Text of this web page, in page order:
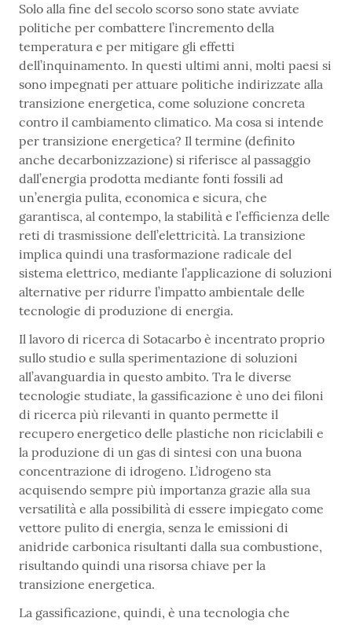
Solo alla fine del secolo scorso sono state avviate
politiche per combattere l’incremento della
temperatura e per mitigare gli effetti
dell’inquinamento. In questi ultimi anni, molti paesi si
sono impegnati per attuare politiche indirizzate alla
transizione energetica, come soluzione concreta
contro il cambiamento climatico. Ma cosa si intende
per transizione energetica? Il termine (definito
anche decarbonizzazione) si riferisce al passaggio
dall’energia prodotta mediante fonti fossili ad
un’energia pulita, economica e sicura, che
garantisca, al contempo, la stabilità e l’efficienza delle
reti di trasmissione dell’elettricità. La transizione
implica quindi una trasformazione radicale del
sistema elettrico, mediante l’applicazione di soluzioni
alternative per ridurre l’impatto ambientale delle
tecnologie di produzione di energia.
Il lavoro di ricerca di Sotacarbo è incentrato proprio
sullo studio e sulla sperimentazione di soluzioni
all’avanguardia in questo ambito. Tra le diverse
tecnologie studiate, la gassificazione è uno dei filoni
di ricerca più rilevanti in quanto permette il
recupero energetico delle plastiche non riciclabili e
la produzione di un gas di sintesi con una buona
concentrazione di idrogeno. L’idrogeno sta
acquisendo sempre più importanza grazie alla sua
versatilità e alla possibilità di essere impiegato come
vettore pulito di energia, senza le emissioni di
anidride carbonica risultanti dalla sua combustione,
risultando quindi una risorsa chiave per la
transizione energetica.
La gassificazione, quindi, è una tecnologia che